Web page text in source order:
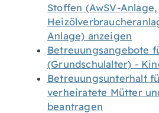
Stoffen (AwSV-
Anlage) anzeigen
Betreuungsangebote
(Grundschulalter) -
Betreuungsunterhalt
verheiratete Mütter
beantragen